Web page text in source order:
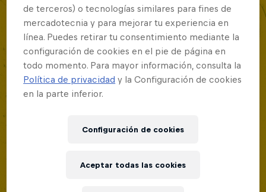
de terceros) o tecnologías similares para fines de
mercadotecnia y para mejorar tu experiencia en
línea. Puedes retirar tu consentimiento mediante la
configuración de cookies en el pie de página en
todo momento. Para mayor información, consulta la
Política de privacidad y la Configuración de cookies
en la parte inferior.
Configuración de cookies
Aceptar todas las cookies